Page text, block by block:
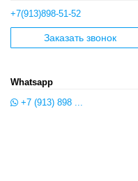
+7(913)898-51-52
Заказать звонок
Whatsapp
+7 (913) 898 ...